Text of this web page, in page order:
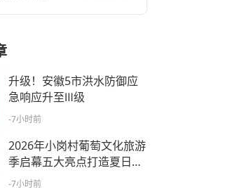
升级！安徽5市洪水防御应
急响应升至Ⅲ级
-7小时前
2026年小岗村葡萄文化旅游
季启幕五大亮点打造夏日文
旅盛宴
-7小时前